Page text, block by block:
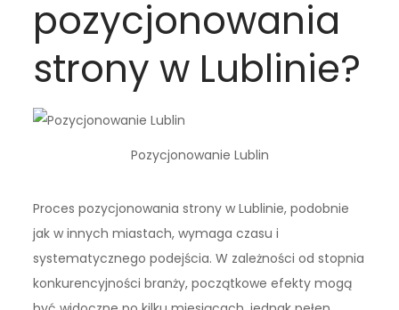
pozycjonowania
strony w Lublinie?
Pozycjonowanie Lublin
Proces pozycjonowania strony w Lublinie, podobnie
jak w innych miastach, wymaga czasu i
systematycznego podejścia. W zależności od stopnia
konkurencyjności branży, początkowe efekty mogą